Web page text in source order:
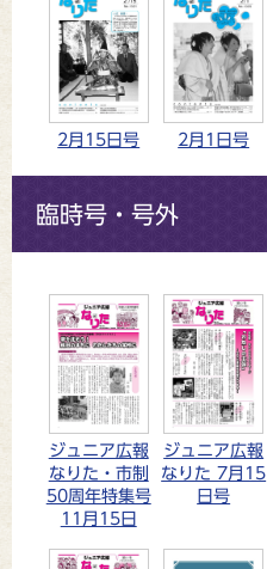
2月15日号 2月1日号
臨時号・号外
ジュニア広報
なりた・市制
50周年特集号
11月15日
ジュニア広報
なりた 7月15
日号